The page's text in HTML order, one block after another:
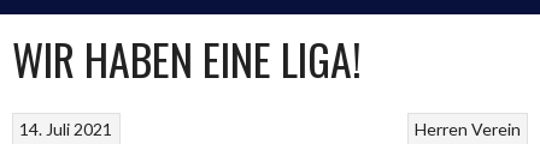
WIR HABEN EINE LIGA!
Herren Verein
14. Juli 2021